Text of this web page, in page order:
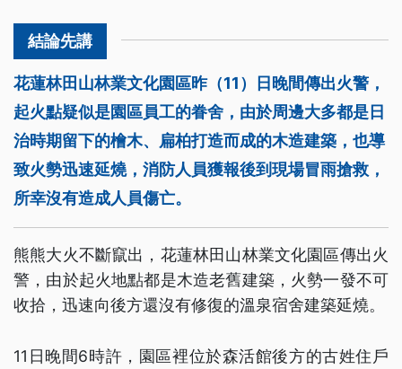
花蓮林田山林業文化園區昨（11）日晚間傳出火警，
起火點疑似是園區員工的眷舍，由於周邊大多都是日
治時期留下的檜木、扁柏打造而成的木造建築，也導
致火勢迅速延燒，消防人員獲報後到現場冒雨搶救，
所幸沒有造成人員傷亡。
熊熊大火不斷竄出，花蓮林田山林業文化園區傳出火
警，由於起火地點都是木造老舊建築，火勢一發不可
收拾，迅速向後方還沒有修復的溫泉宿舍建築延燒。
11日晚間6時許，園區裡位於森活館後方的古姓住戶